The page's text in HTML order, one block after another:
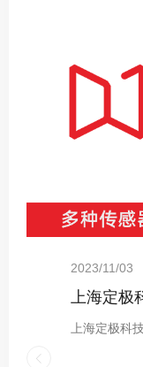
2023/11/03
上海定极
上海定极科
2022/05/01
定极企业
定极企业官
2022/03/31
定极企业
关于我司企